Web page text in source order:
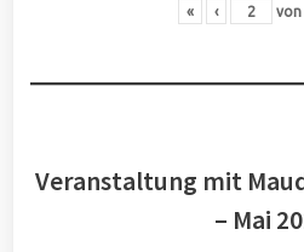
« ‹ von
Veranstaltung mit
– Mai